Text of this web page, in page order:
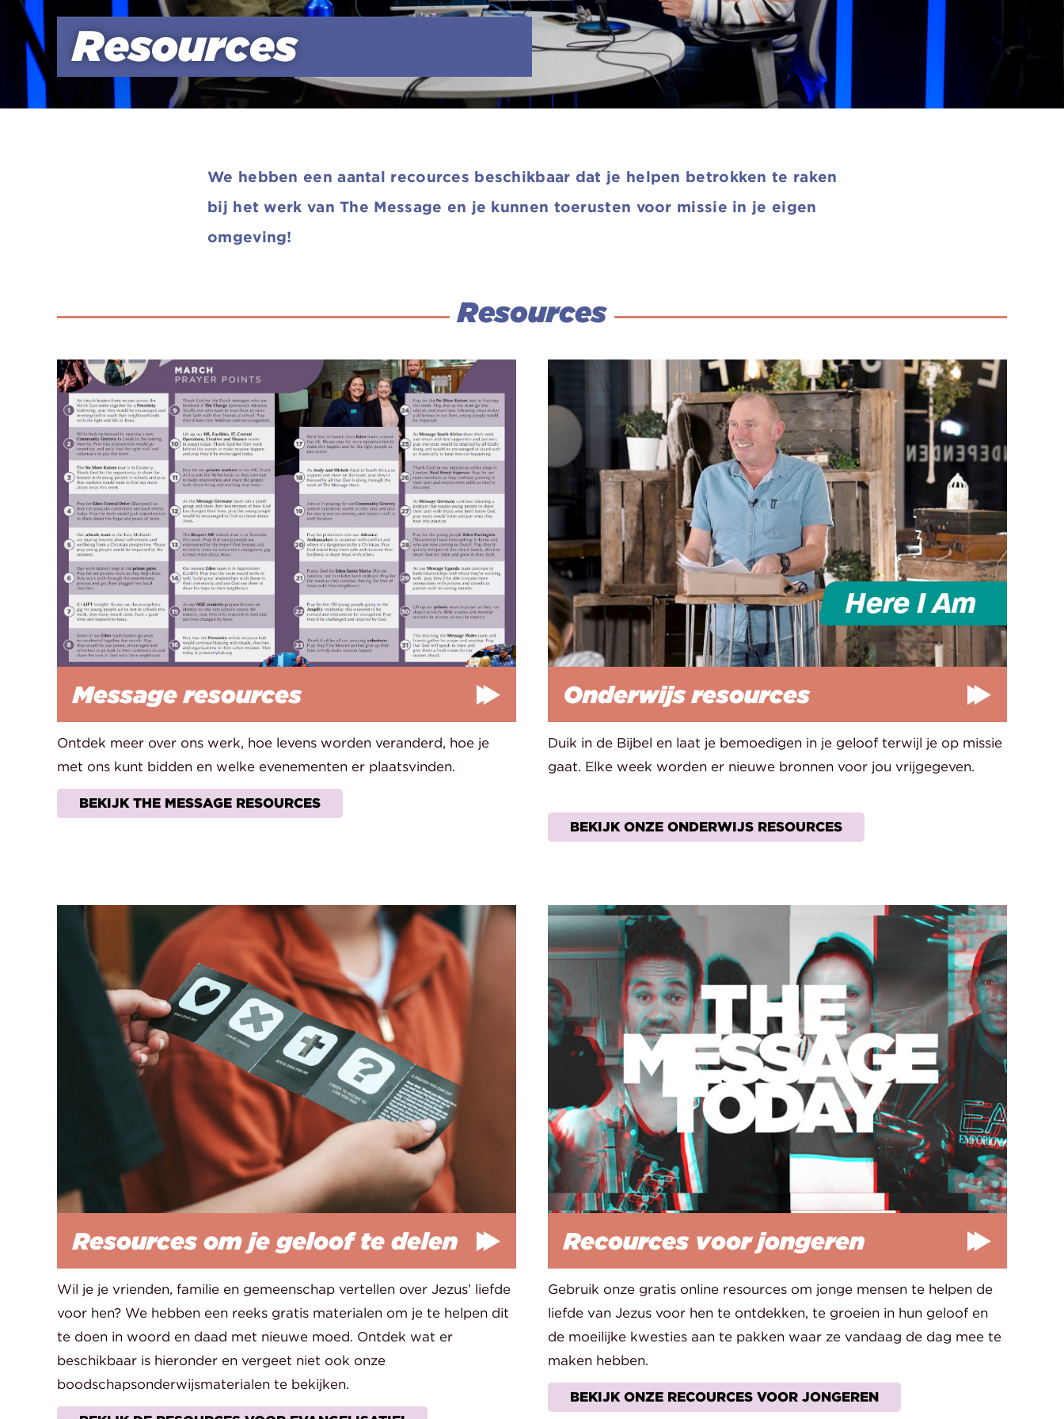
Resources
We hebben een aantal recources beschikbaar dat je helpen betrokken te raken
bij het werk van The Message en je kunnen toerusten voor missie in je eigen
omgeving!
Resources
Message resources
Ontdek meer over ons werk, hoe levens worden veranderd, hoe je
met ons kunt bidden en welke evenementen er plaatsvinden.
BEKIJK THE MESSAGE RESOURCES
Onderwijs resources
Duik in de Bijbel en laat je bemoedigen in je geloof terwijl je op missie
gaat. Elke week worden er nieuwe bronnen voor jou vrijgegeven.
BEKIJK ONZE ONDERWIJS RESOURCES
Resources om je geloof te delen
Wil je je vrienden, familie en gemeenschap vertellen over Jezus’ liefde
voor hen? We hebben een reeks gratis materialen om je te helpen dit
te doen in woord en daad met nieuwe moed. Ontdek wat er
beschikbaar is hieronder en vergeet niet ook onze
boodschapsonderwijsmaterialen te bekijken.
Recources voor jongeren
Gebruik onze gratis online resources om jonge mensen te helpen de
liefde van Jezus voor hen te ontdekken, te groeien in hun geloof en
de moeilijke kwesties aan te pakken waar ze vandaag de dag mee te
maken hebben.
BEKIJK ONZE RECOURCES VOOR JONGEREN